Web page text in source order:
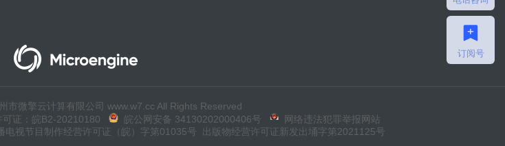
订阅号
市微擎云计算有限公司 www.w7.cc All Rights Reserved
证：皖B2-20210180 皖公网安备 34130202000406号
网络违法犯罪举报网站
电视节目制作经营许可证（皖）字第01035号 出版物经营许可证新发出埇字第2021125号